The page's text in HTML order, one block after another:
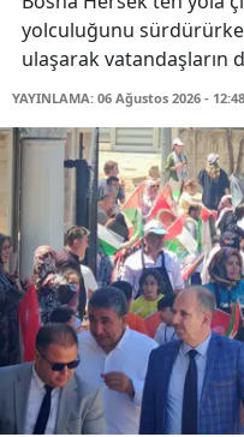
yolculuğunu
ulaşarak vatandaşların
YAYINLAMA: 06 Ağustos 2026 - 12:48